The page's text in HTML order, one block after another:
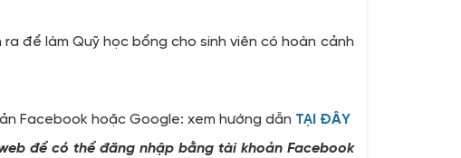
để làm Quỹ học bổng cho sinh viên có hoàn cảnh
Facebook hoặc Google: xem hướng dẫn TẠI ĐÂY
để có thể đăng nhập bằng tài khoản Facebook